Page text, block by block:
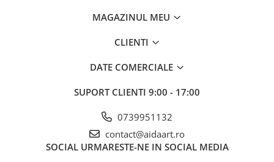
MAGAZINUL MEU
CLIENTI
DATE COMERCIALE
SUPORT CLIENTI 9:00 - 17:00
0739951132
contact@aidaart.ro
SOCIAL URMARESTE-NE IN SOCIAL MEDIA